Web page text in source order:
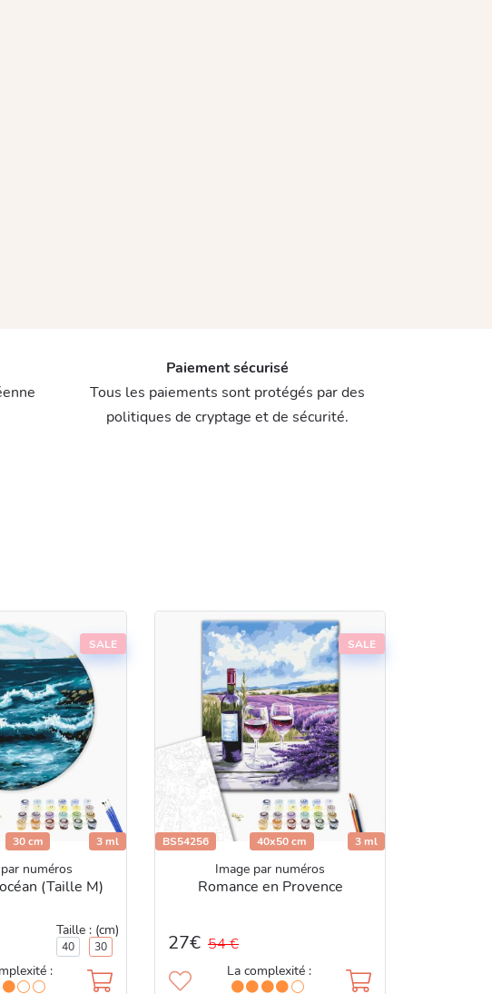
Paiement sécurisé
Tous les paiements sont protégés par des
politiques de cryptage et de sécurité.
SALE
30 cm 3 ml
numéros
(Taille M)
Taille : (cm)
40 30
:
SALE
BS54256 40x50 cm 3 ml
Image par numéros
Romance en Provence
27€ 54 €
La complexité :